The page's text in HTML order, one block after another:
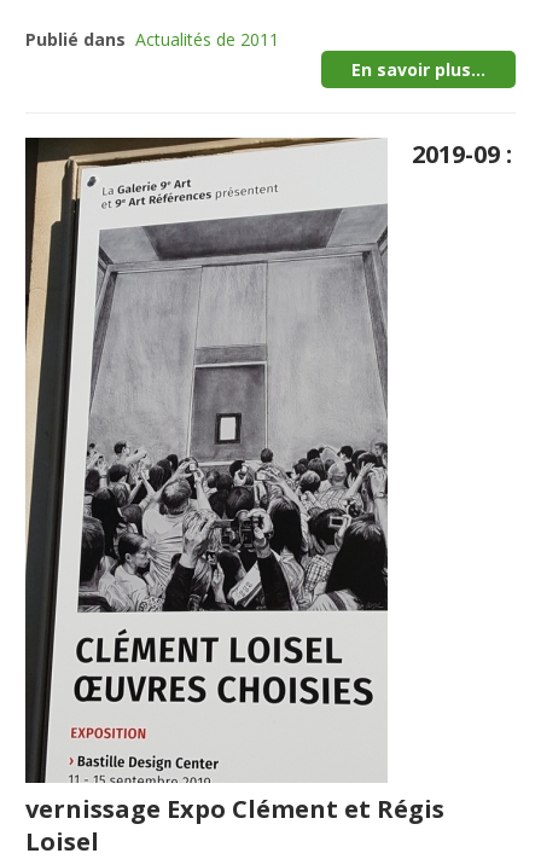
Publié dans Actualités de 2011
En savoir plus...
2019-09 :
vernissage Expo Clément et Régis
Loisel